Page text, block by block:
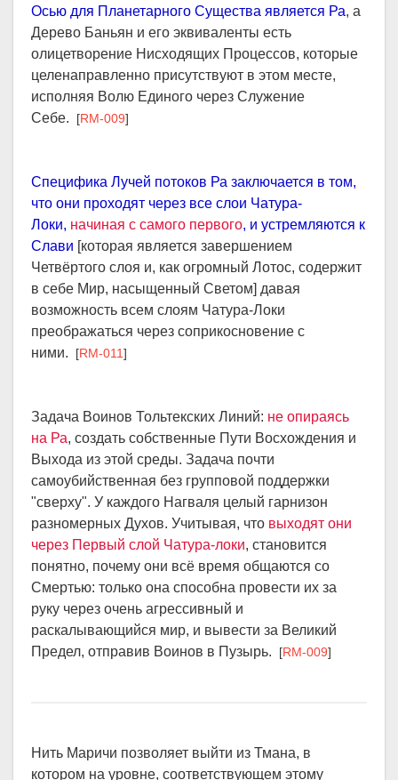
Осью для Планетарного Существа является Ра, а
Дерево Баньян и его эквиваленты есть
олицетворение Нисходящих Процессов, которые
целенаправленно присутствуют в этом месте,
исполняя Волю Единого через Служение
Себе. [RM-009]
Специфика Лучей потоков Ра заключается в том,
что они проходят через все слои Чатура-
Локи, начиная с самого первого, и устремляются к
Слави [которая является завершением
Четвёртого слоя и, как огромный Лотос, содержит
в себе Мир, насыщенный Светом] давая
возможность всем слоям Чатура-Локи
преображаться через соприкосновение с
ними. [RM-011]
Задача Воинов Тольтекских Линий: не опираясь
на Ра, создать собственные Пути Восхождения и
Выхода из этой среды. Задача почти
самоубийственная без групповой поддержки
"сверху". У каждого Нагваля целый гарнизон
разномерных Духов. Учитывая, что выходят они
через Первый слой Чатура-локи, становится
понятно, почему они всё время общаются со
Смертью: только она способна провести их за
руку через очень агрессивный и
раскалывающийся мир, и вывести за Великий
Предел, отправив Воинов в Пузырь. [RM-009]
Нить Маричи позволяет выйти из Тмана, в
котором на уровне, соответствующем этому